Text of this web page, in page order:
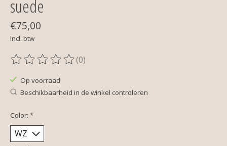
suede
€75,00
Incl. btw
De beoordeling van dit product is
(0)
Op voorraad
Beschikbaarheid in de winkel controleren
Color: *